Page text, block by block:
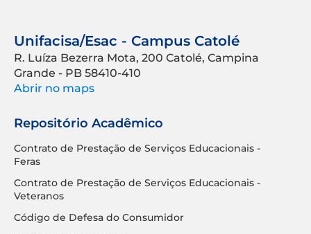
Unifacisa/Esac - Campus Catolé
R. Luíza Bezerra Mota, 200 Catolé, Campina
Grande - PB 58410-410
Abrir no maps
Repositório Acadêmico
Contrato de Prestação de Serviços Educacionais -
Feras
Contrato de Prestação de Serviços Educacionais -
Veteranos
Código de Defesa do Consumidor